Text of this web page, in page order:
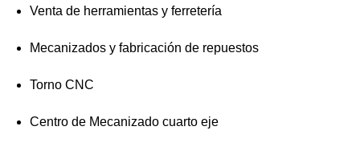
Venta de herramientas y ferretería
Mecanizados y fabricación de repuestos
Torno CNC
Centro de Mecanizado cuarto eje